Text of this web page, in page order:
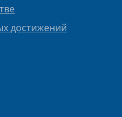
достижений